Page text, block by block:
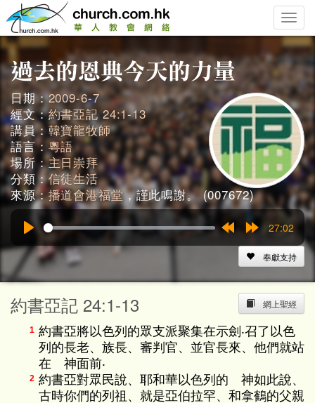
Toggle
日期：2009-6-7
經文：約書亞記 24:1-13
講員： 韓寶龍牧師
語言：粵語
場所：主日崇拜
分類：信徒生活
來源：播道會港福堂，謹此鳴謝。 (007672)
15s
27:02
奉獻支持
網上聖經
約書亞記 24:1-13
1 約書亞將以色列的眾支派聚集在示劍‧召了以色
列的長老、族長、審判官、並官長來、他們就站
在 神面前‧
2 約書亞對眾民說、耶和華以色列的 神如此說、
古時你們的列祖、就是亞伯拉罕、和拿鶴的父親